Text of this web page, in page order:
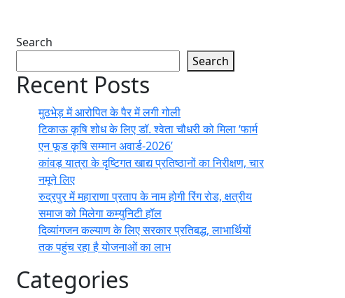
Search
Search
Recent Posts
मुठभेड़ में आरोपित के पैर में लगी गोली
टिकाऊ कृषि शोध के लिए डॉ. श्वेता चौधरी को मिला ‘फार्म
एन फूड कृषि सम्मान अवार्ड-2026’
कांवड़ यात्रा के दृष्टिगत खाद्य प्रतिष्ठानों का निरीक्षण, चार
नमूने लिए
रुद्रपुर में महाराणा प्रताप के नाम होगी रिंग रोड, क्षत्रीय
समाज को मिलेगा कम्युनिटी हॉल
दिव्यांगजन कल्याण के लिए सरकार प्रतिबद्ध, लाभार्थियों
तक पहुंच रहा है योजनाओं का लाभ
Categories